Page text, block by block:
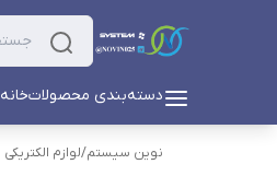
دسته‌بندی محصولاتخانه
نوین سیستم/لوازم الکتریکی